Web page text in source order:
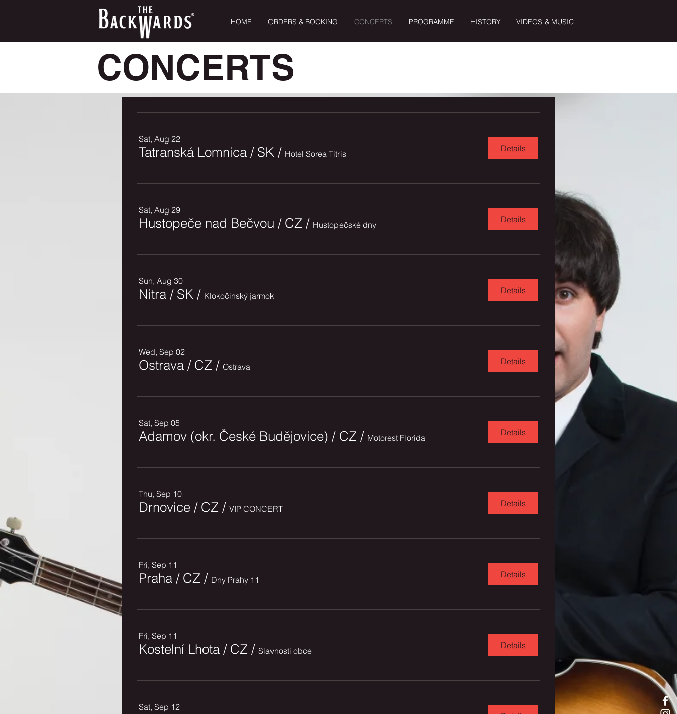
HOME ORDERS & BOOKING CONCERTS PROGRAMME HISTORY VIDEOS & MUSIC
CONCERTS
Sat, Aug 22
Tatranská Lomnica / SK / Hotel Sorea Titris
Details
Sat, Aug 29
Hustopeče nad Bečvou / CZ / Hustopečské dny
Details
Sun, Aug 30
Nitra / SK / Klokočinský jarmok
Details
Wed, Sep 02
Ostrava / CZ / Ostrava
Details
Sat, Sep 05
Adamov (okr. České Budějovice) / CZ / Motorest Florida
Details
Thu, Sep 10
Drnovice / CZ / VIP CONCERT
Details
Fri, Sep 11
Praha / CZ / Dny Prahy 11
Details
Fri, Sep 11
Kostelní Lhota / CZ / Slavnosti obce
Details
Sat, Sep 12